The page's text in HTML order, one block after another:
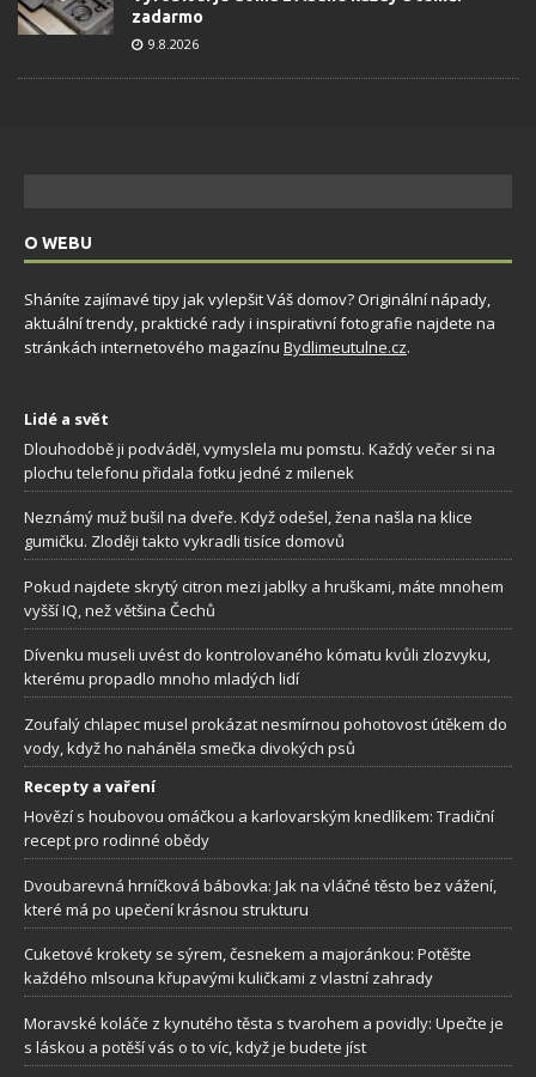
zadarmo
9.8.2026
O WEBU
Sháníte zajímavé tipy jak vylepšit Váš domov? Originální nápady,
aktuální trendy, praktické rady i inspirativní fotografie najdete na
stránkách internetového magazínu Bydlimeutulne.cz.
Lidé a svět
Dlouhodobě ji podváděl, vymyslela mu pomstu. Každý večer si na
plochu telefonu přidala fotku jedné z milenek
Neznámý muž bušil na dveře. Když odešel, žena našla na klice
gumičku. Zloději takto vykradli tisíce domovů
Pokud najdete skrytý citron mezi jablky a hruškami, máte mnohem
vyšší IQ, než většina Čechů
Dívenku museli uvést do kontrolovaného kómatu kvůli zlozvyku,
kterému propadlo mnoho mladých lidí
Zoufalý chlapec musel prokázat nesmírnou pohotovost útěkem do
vody, když ho naháněla smečka divokých psů
Recepty a vaření
Hovězí s houbovou omáčkou a karlovarským knedlíkem: Tradiční
recept pro rodinné obědy
Dvoubarevná hrníčková bábovka: Jak na vláčné těsto bez vážení,
které má po upečení krásnou strukturu
Cuketové krokety se sýrem, česnekem a majoránkou: Potěšte
každého mlsouna křupavými kuličkami z vlastní zahrady
Moravské koláče z kynutého těsta s tvarohem a povidly: Upečte je
s láskou a potěší vás o to víc, když je budete jíst